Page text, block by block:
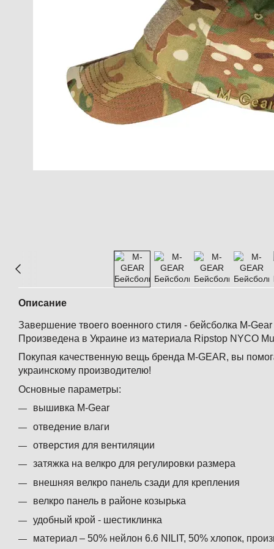
Описание
Завершение твоего военного стиля - бейсболка M-
Произведена в Украине из материала Ripstop NYCO
Покупая качественную вещь бренда M-GEAR, вы
украинскому производителю!
Основные параметры:
вышивка M-Gear
отведение влаги
отверстия для вентиляции
затяжка на велкро для регулировки размера
внешняя велкро панель сзади для крепления
велкро панель в районе козырька
удобный крой - шестиклинка
материал – 50% нейлон 6.6 NILIT, 50% хлопок,